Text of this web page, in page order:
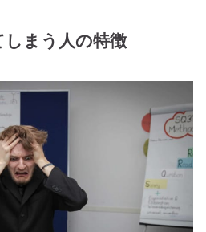
しまう人の特徴